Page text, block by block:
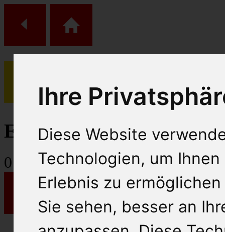
Ihre
Diese Website
Technologien, um
Erlebnis zu
Sie sehen, besser an
(0)
Einkaufs Wagen
0 Artikel